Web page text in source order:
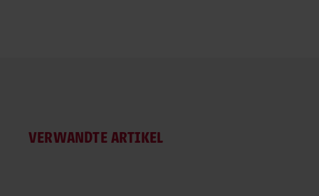
VERWANDTE ARTIKEL